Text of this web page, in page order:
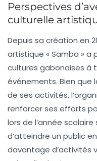
Perspectives
culturelle
Depuis sa création en
artistique « Samba » a
cultures gabonaises à
événements. Bien que
de ses activités,
renforcer ses efforts
lors de l’année
d’atteindre un public
davantage d’activités